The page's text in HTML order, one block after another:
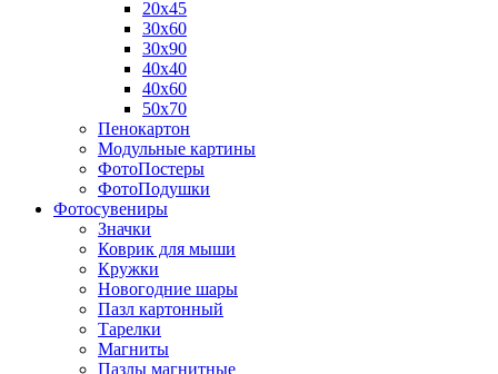
20х45
30х60
30х90
40х40
40х60
50х70
Пенокартон
Модульные картины
ФотоПостеры
ФотоПодушки
Фотоcувениры
Значки
Коврик для мыши
Кружки
Новогодние шары
Пазл картонный
Тарелки
Магниты
Пазлы магнитные